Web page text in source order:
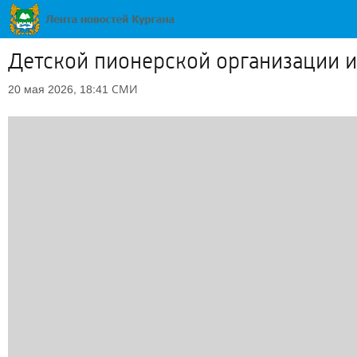
Детской пионерской организации
20 мая 2026, 18:41 СМИ